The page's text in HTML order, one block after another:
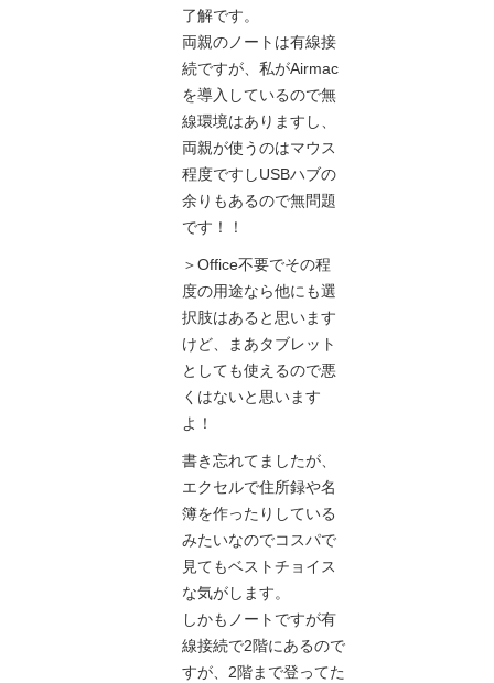
了解です。
両親のノートは有線接
続ですが、私がAirmac
を導入しているので無
線環境はありますし、
両親が使うのはマウス
程度ですしUSBハブの
余りもあるので無問題
です！！
＞Office不要でその程
度の用途なら他にも選
択肢はあると思います
けど、まあタブレット
としても使えるので悪
くはないと思います
よ！
書き忘れてましたが、
エクセルで住所録や名
簿を作ったりしている
みたいなのでコスパで
見てもベストチョイス
な気がします。
しかもノートですが有
線接続で2階にあるので
すが、2階まで登ってた